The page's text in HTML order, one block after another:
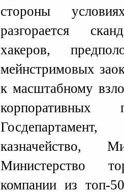
стороны
разгорается
хакеров,
мейнстримовых
к масштабному
корпоративных
казначейство,
Министерство
компании из топ-